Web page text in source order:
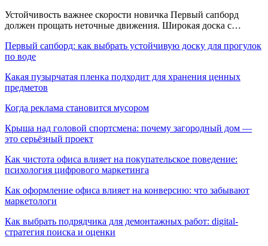
Устойчивость важнее скорости новичка Первый сапборд
должен прощать неточные движения. Широкая доска с…
Первый сапборд: как выбрать устойчивую доску для прогулок
по воде
Какая пузырчатая пленка подходит для хранения ценных
предметов
Когда реклама становится мусором
Крыша над головой спортсмена: почему загородный дом —
это серьёзный проект
Как чистота офиса влияет на покупательское поведение:
психология цифрового маркетинга
Как оформление офиса влияет на конверсию: что забывают
маркетологи
Как выбрать подрядчика для демонтажных работ: digital-
стратегия поиска и оценки